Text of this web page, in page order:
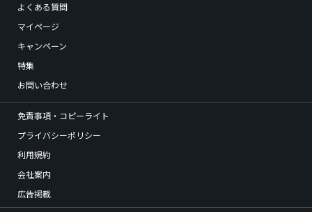
よくある質問
マイページ
キャンペーン
特集
お問い合わせ
免責事項・コピーライト
プライバシーポリシー
利用規約
会社案内
広告掲載